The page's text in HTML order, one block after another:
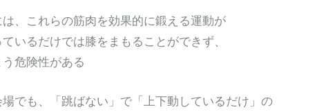
これらの筋肉を効果的に鍛える運動が
るだけでは膝をまもることができず、
危険性がある
でも、「跳ばない」で「上下動しているだけ」の